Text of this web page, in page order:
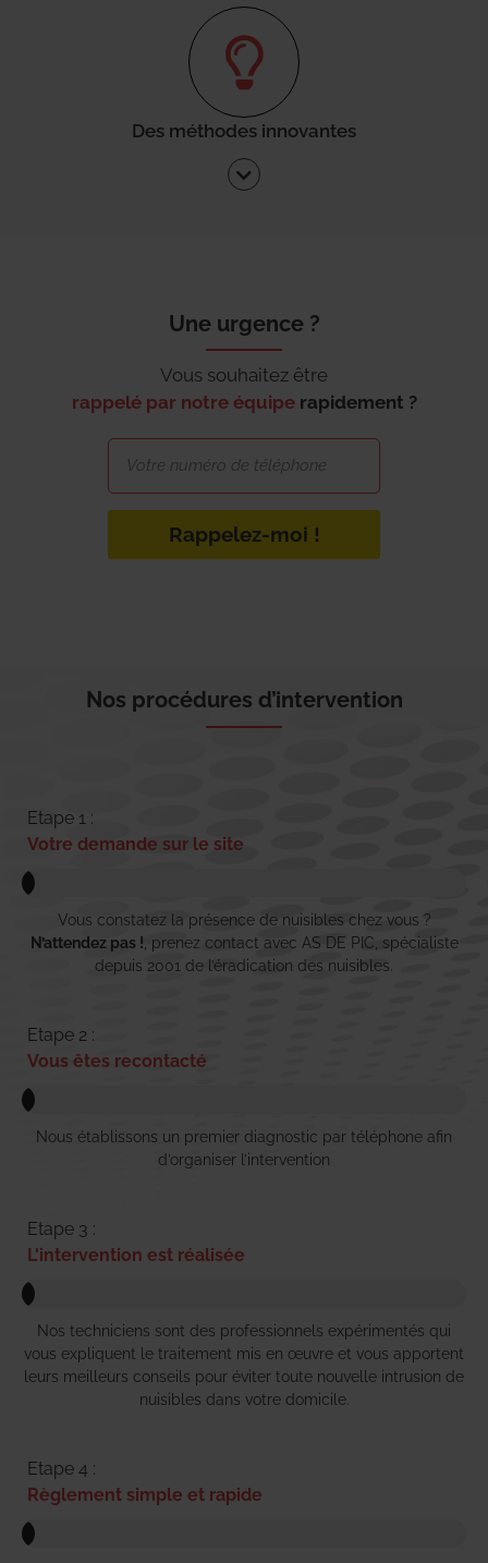
Des méthodes innovantes
Une urgence ?
Vous souhaitez être
rappelé par notre équipe rapidement ?
Rappelez-moi !
Nos procédures d’intervention
Etape 1 :
Votre demande sur le site
Vous constatez la présence de nuisibles chez vous ?
N’attendez pas ! , prenez contact avec AS DE PIC, spécialiste
depuis 2001 de l’éradication des nuisibles.
Etape 2 :
Vous êtes recontacté
Nous établissons un premier diagnostic par téléphone afin
d’organiser l’intervention
Etape 3 :
L'intervention est réalisée
Nos techniciens sont des professionnels expérimentés qui
vous expliquent le traitement mis en œuvre et vous apportent
leurs meilleurs conseils pour éviter toute nouvelle intrusion de
nuisibles dans votre domicile.
Etape 4 :
Règlement simple et rapide